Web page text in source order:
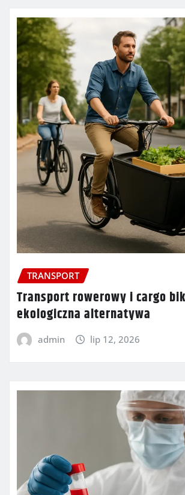
TRANSPORT
Transport rowerowy i cargo
ekologiczna alternatywa
admin lip 12, 2026